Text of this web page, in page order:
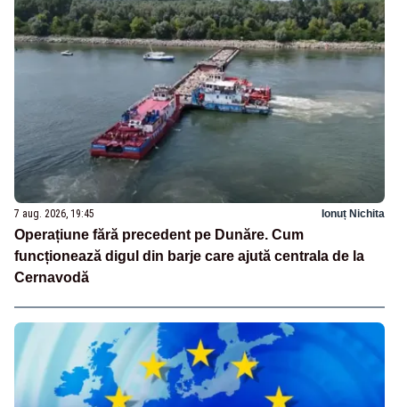
7 aug. 2026, 19:45 Ionuț Nichita
Operațiune fără precedent pe Dunăre. Cum
funcționează digul din barje care ajută centrala de la
Cernavodă